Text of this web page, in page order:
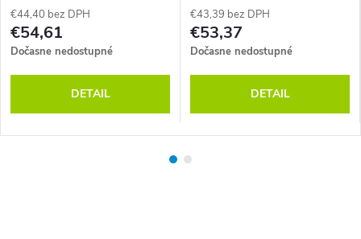
€44,40 bez DPH
€54,61
Dočasne nedostupné
DETAIL
€43,39 bez DPH
€53,37
Dočasne nedostupné
DETAIL